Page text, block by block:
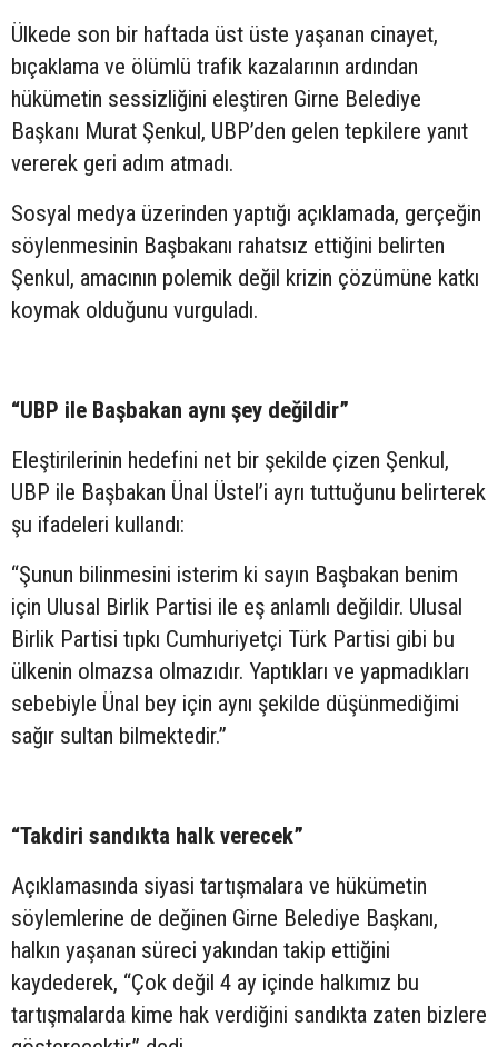
Ülkede son bir haftada üst üste yaşanan cinayet,
bıçaklama ve ölümlü trafik kazalarının ardından
hükümetin sessizliğini eleştiren Girne Belediye
Başkanı Murat Şenkul, UBP’den gelen tepkilere yanıt
vererek geri adım atmadı.
Sosyal medya üzerinden yaptığı açıklamada, gerçeğin
söylenmesinin Başbakanı rahatsız ettiğini belirten
Şenkul, amacının polemik değil krizin çözümüne katkı
koymak olduğunu vurguladı.
“UBP ile Başbakan aynı şey değildir”
Eleştirilerinin hedefini net bir şekilde çizen Şenkul,
UBP ile Başbakan Ünal Üstel’i ayrı tuttuğunu belirterek
şu ifadeleri kullandı:
“Şunun bilinmesini isterim ki sayın Başbakan benim
için Ulusal Birlik Partisi ile eş anlamlı değildir. Ulusal
Birlik Partisi tıpkı Cumhuriyetçi Türk Partisi gibi bu
ülkenin olmazsa olmazıdır. Yaptıkları ve yapmadıkları
sebebiyle Ünal bey için aynı şekilde düşünmediğimi
sağır sultan bilmektedir.”
“Takdiri sandıkta halk verecek”
Açıklamasında siyasi tartışmalara ve hükümetin
söylemlerine de değinen Girne Belediye Başkanı,
halkın yaşanan süreci yakından takip ettiğini
kaydederek, “Çok değil 4 ay içinde halkımız bu
tartışmalarda kime hak verdiğini sandıkta zaten bizlere